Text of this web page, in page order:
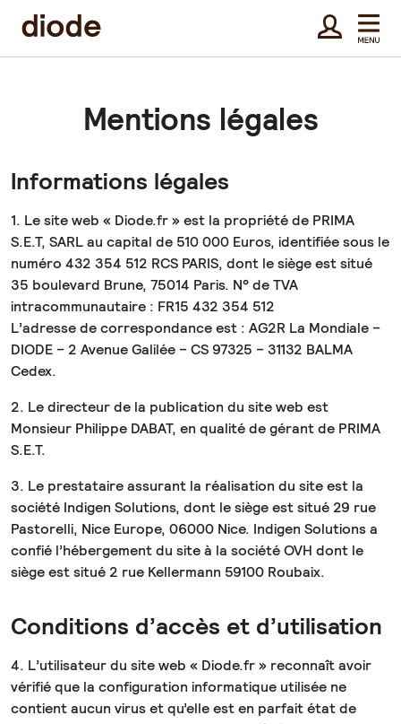
Mentions légales
Informations légales
1. Le site web « Diode.fr » est la propriété de PRIMA
S.E.T, SARL au capital de 510 000 Euros, identifiée sous le
numéro 432 354 512 RCS PARIS, dont le siège est situé
35 boulevard Brune, 75014 Paris. N° de TVA
intracommunautaire : FR15 432 354 512
L’adresse de correspondance est : AG2R La Mondiale –
DIODE – 2 Avenue Galilée – CS 97325 – 31132 BALMA
Cedex.
2. Le directeur de la publication du site web est
Monsieur Philippe DABAT, en qualité de gérant de PRIMA
S.E.T.
3. Le prestataire assurant la réalisation du site est la
société Indigen Solutions, dont le siège est situé 29 rue
Pastorelli, Nice Europe, 06000 Nice. Indigen Solutions a
confié l’hébergement du site à la société OVH dont le
siège est situé 2 rue Kellermann 59100 Roubaix.
Conditions d’accès et d’utilisation
4. L’utilisateur du site web « Diode.fr » reconnaît avoir
vérifié que la configuration informatique utilisée ne
contient aucun virus et qu’elle est en parfait état de